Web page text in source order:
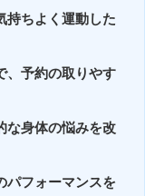
持ちよく運動した
、予約の取りやす
な身体の悩みを改
パフォーマンスを